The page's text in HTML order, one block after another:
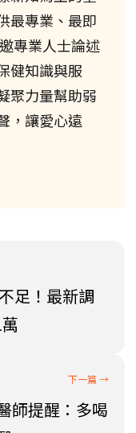
最專業、最即
專業人士論述
健知識與服
聚力量幫助弱
，讓愛心遠
足！最新調
師提醒：多喝